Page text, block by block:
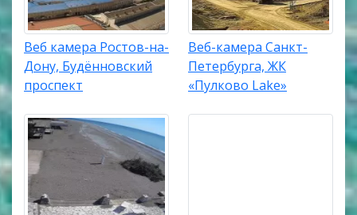
Веб камера Ростов-на-
Дону, Будённовский
проспект
Веб-камера Санкт-
Петербурга, ЖК
«Пулково Lake»